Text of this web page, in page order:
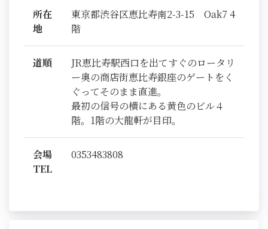
所在
地
東京都渋谷区恵比寿南2-3-15 Oak7 4
階
道順
JR恵比寿駅西口を出てすぐのロータリ
ー奥の商店街恵比寿銀座のゲートをく
ぐってそのまま直進。
最初の信号の横にある黄色のビル４
階。1階の大龍軒が目印。
会場
TEL
0353483808